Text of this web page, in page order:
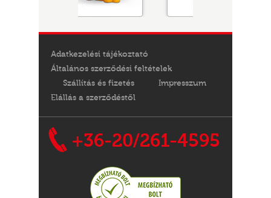
Adatkezelési tájékoztató
Általános szerződési feltételek
Szállítás és fizetés
Impresszum
Elállás a szerződéstől
+36-20/261-4595